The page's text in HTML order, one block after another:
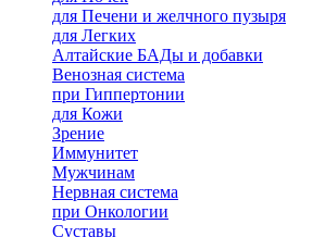
для Печени и желчного пузыря
для Легких
Алтайские БАДы и добавки
Венозная система
при Гиппертонии
для Кожи
Зрение
Иммунитет
Мужчинам
Нервная система
при Онкологии
Суставы